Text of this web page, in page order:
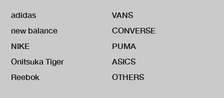
adidas
VANS
new balance
CONVERSE
NIKE
PUMA
Onitsuka Tiger
ASICS
Reebok
OTHERS